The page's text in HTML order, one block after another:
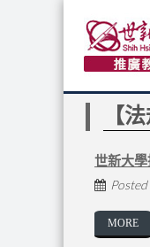
【
世新大
MORE